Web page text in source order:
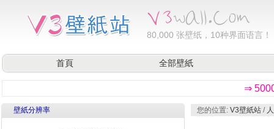
80,000 张壁纸，10种界面语言！
首頁 全部壁紙
⇒
壁紙分辨率 您的位置: V3壁紙站 /